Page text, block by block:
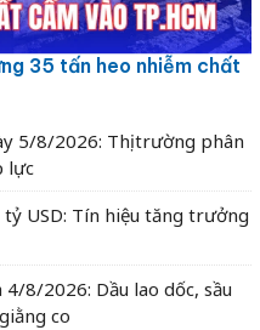
35 tấn heo nhiễm chất
5/8/2026: Thị trường phân
lực
USD: Tín hiệu tăng trưởng
8/2026: Dầu lao dốc, sầu
co